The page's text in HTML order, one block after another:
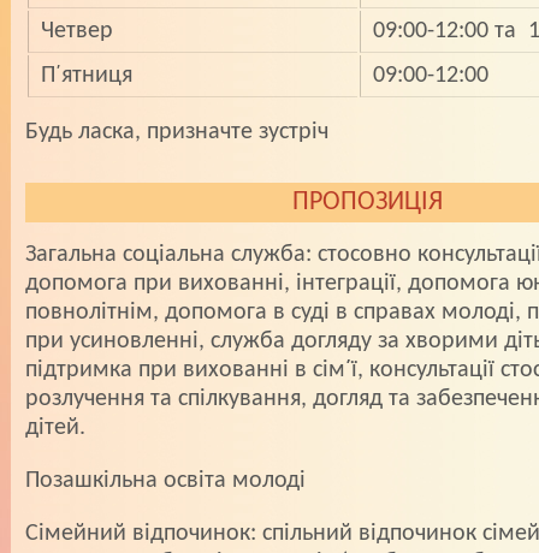
Четвер
09:00-12:00 та
П̕ ятниця
09:00-12:00
­­­Будь ласка, призначте зустріч
ПРОПОЗИЦІЯ
Загальна соцiальна служба: стосовно
допомога при вихованні, інтеграції, допомога
повнолітнім, допомога в суді в справах молоді,
при усиновленні, служба догляду за хворими
пiдтримка при вихованнi в сiм̕̕ ї, консультації
розлучення та спiлкування, догляд та
дiтей.
Позашкiльна освiта молодi
Сiмейний вiдпочинок: спiльний вiдпочинок